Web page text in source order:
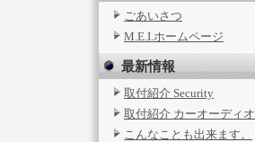
ごあいさつ
M.E.I.ホームページ
最新情報
取付紹介 Security
取付紹介 カーオーディオ
こんなことも出来ます。